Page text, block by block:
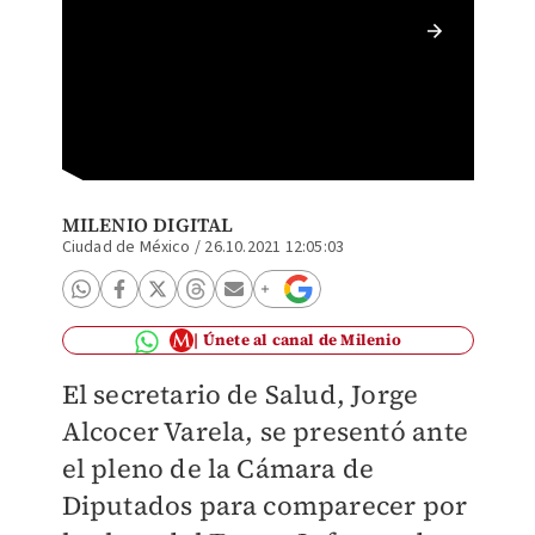
MILENIO DIGITAL
Ciudad de México / 26.10.2021 12:05:03
Únete al canal de Milenio
El secretario de Salud, Jorge
Alcocer Varela, se presentó ante
el pleno de la Cámara de
Diputados para comparecer por